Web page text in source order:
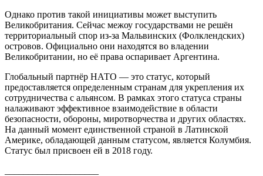
Однако против такой инициативы может выступить
Великобритания. Сейчас межоу государствами не решён
территориальный спор из-за Мальвинских (Фолклендских)
островов. Официально они находятся во владении
Великобритании, но её права оспаривает Аргентина.
Глобальный партнёр НАТО — это статус, который
предоставляется определенным странам для укрепления их
сотрудничества с альянсом. В рамках этого статуса страны
налаживают эффективное взаимодействие в области
безопасности, обороны, миротворчества и других областях.
На данный момент единственной страной в Латинской
Америке, обладающей данным статусом, является Колумбия.
Статус был присвоен ей в 2018 году.